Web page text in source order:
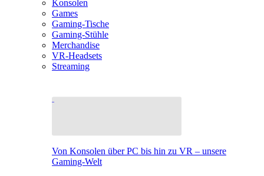
Konsolen
Games
Gaming-Tische
Gaming-Stühle
Merchandise
VR-Headsets
Streaming
Von Konsolen über PC bis hin zu VR – unsere
Gaming-Welt